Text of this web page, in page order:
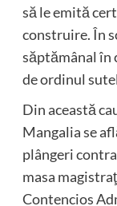
să le emită
construire. În
săptămânal în
de ordinul
Din această
Mangalia se
plângeri
masa
Contencios